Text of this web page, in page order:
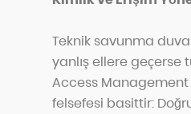
Teknik savunma
yanlış ellere geçerse
Access Management
felsefesi basittir: